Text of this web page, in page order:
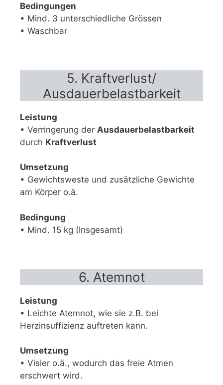
Bedingungen
• Mind. 3 unterschiedliche Grössen
• Waschbar
5. Kraftverlust/
Ausdauerbelastbarkeit
Leistung
• Verringerung der Ausdauerbelastbarkeit
durch Kraftverlust
Umsetzung
• Gewichtsweste und zusätzliche Gewichte
am Körper o.ä.
Bedingung
• Mind. 15 kg (Insgesamt)
6. Atemnot
Leistung
• Leichte Atemnot, wie sie z.B. bei
Herzinsuffizienz auftreten kann.
Umsetzung
• Visier o.ä., wodurch das freie Atmen
erschwert wird.